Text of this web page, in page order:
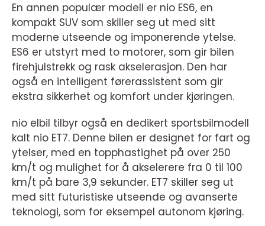
En annen populær modell er nio ES6, en
kompakt SUV som skiller seg ut med sitt
moderne utseende og imponerende ytelse.
ES6 er utstyrt med to motorer, som gir bilen
firehjulstrekk og rask akselerasjon. Den har
også en intelligent førerassistent som gir
ekstra sikkerhet og komfort under kjøringen.
nio elbil tilbyr også en dedikert sportsbilmodell
kalt nio ET7. Denne bilen er designet for fart og
ytelser, med en topphastighet på over 250
km/t og mulighet for å akselerere fra 0 til 100
km/t på bare 3,9 sekunder. ET7 skiller seg ut
med sitt futuristiske utseende og avanserte
teknologi, som for eksempel autonom kjøring.